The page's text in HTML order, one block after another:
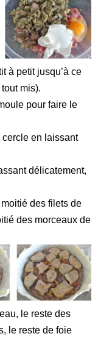
à petit jusqu’à ce
mis).
pour faire le
en laissant
délicatement,
des filets de
des morceaux de
le reste des
le reste de foie